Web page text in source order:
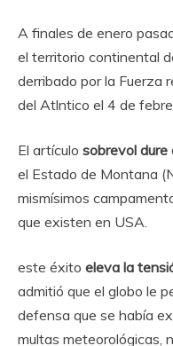
A finales de enero
el territorio continental
derribado por la Fuerza
del Atlntico el 4 de
El artículo sobrevol dure
el Estado de Montana
mismísimos
que existen en USA.
este éxito eleva la
admitió que el globo le
defensa que se había
multas meteorológicas,